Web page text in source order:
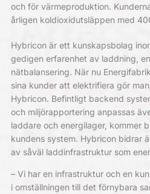
och för värmeproduktion.
årligen koldioxidutsläppen med
Hybricon är ett kunskapsbolag
gedigen erfarenhet av laddning,
nätbalansering. När nu
sina kunder att elektrifiera gör
Hybricon. Befintligt backend
och miljörapportering anpassas
laddare och energilager, kommer
kundens system. Hybricon bidrar
av såväl laddinfrastruktur som
– Vi har en infrastruktur och en
i omställningen till det förnybara